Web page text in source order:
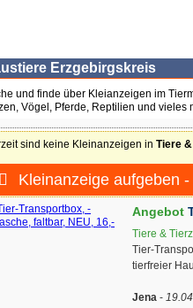
Erzgebirgskreis
und finde über Kleianzeigen im
Vögel, Pferde, Reptilien und vieles
sind keine Kleinanzeigen in Tiere
Kleinanzeige aufgeben
Angebot
Tiere &
Tier-
tierfreier
Jena -